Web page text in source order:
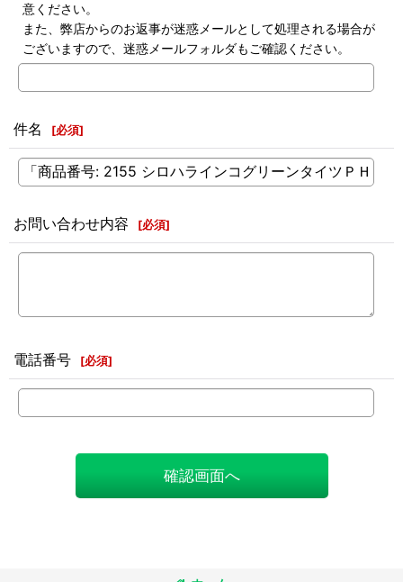
意ください。
また、弊店からのお返事が迷惑メールとして処理される場合が
ございますので、迷惑メールフォルダもご確認ください。
件名 [必須]
お問い合わせ内容 [必須]
電話番号 [必須]
確認画面へ